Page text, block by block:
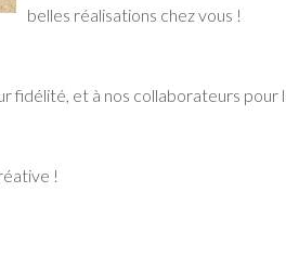
belles réalisations chez vous !
fidélité, et à nos collaborateurs pour
!